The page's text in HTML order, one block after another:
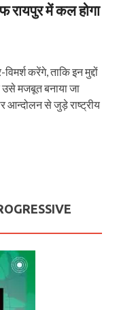
में कल होगा
करेंगे, ताकि इन मुद्दों
मजबूत बनाया जा
आन्दोलन से जुड़े राष्ट्रीय